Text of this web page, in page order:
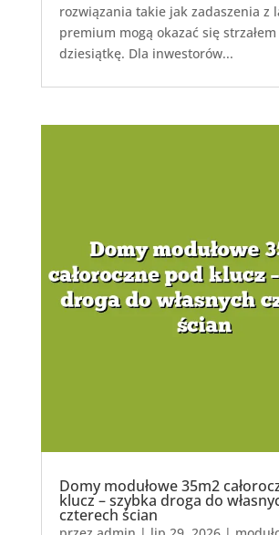
rozwiązania takie jak zadaszenia z
premium mogą okazać się
dziesiątkę. Dla inwestorów...
Domy modułowe 35m2
klucz – szybka droga do
czterech ścian